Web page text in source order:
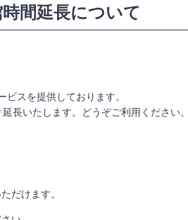
間延長について
スを提供しております。
長いたします。 どうぞご利用ください。
だけます。